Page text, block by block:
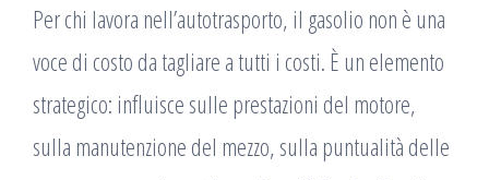
Per chi lavora nell’autotrasporto, il gasolio non è una
voce di costo da tagliare a tutti i costi. È un elemento
strategico: influisce sulle prestazioni del motore,
sulla manutenzione del mezzo, sulla puntualità delle